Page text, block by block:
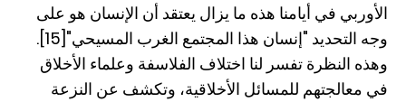
الأوربي في أيامنا هذه ما يزال يعتقد أن الإنسان هو على
وجه التحديد "إنسان هذا المجتمع الغرب المسيحي"[15].
وهذه النظرة تفسر لنا اختلاف الفلاسفة وعلماء الأخلاق
في معالجتهم للمسائل الأخلاقية، وتكشف عن النزعة